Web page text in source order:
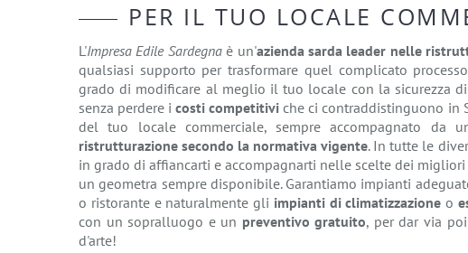
PER IL TUO LOCALE
L'Impresa Edile Sardegnaè un'azienda sarda leader nelle
qualsiasi supporto per trasformare quel complicato
grado di modificare al meglio il tuo locale con la sicurezza
senza perdere icosti competitivi che ci contraddistinguono in
del tuo locale commerciale, sempre accompagnato da
ristrutturazione secondo la normativa vigente. In tutte le
in grado di affiancarti e accompagnarti nelle scelte dei
un geometra sempre disponibile. Garantiamo impianti
o ristorante e naturalmente gli impianti di climatizzazioneo
con un sopralluogo e un preventivo gratuito, per dar via
d'arte!